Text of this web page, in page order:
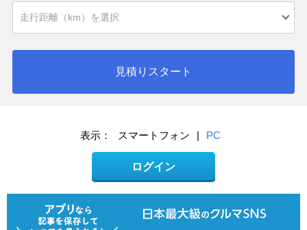
見積りスタート
表示： スマートフォン | PC
ログイン